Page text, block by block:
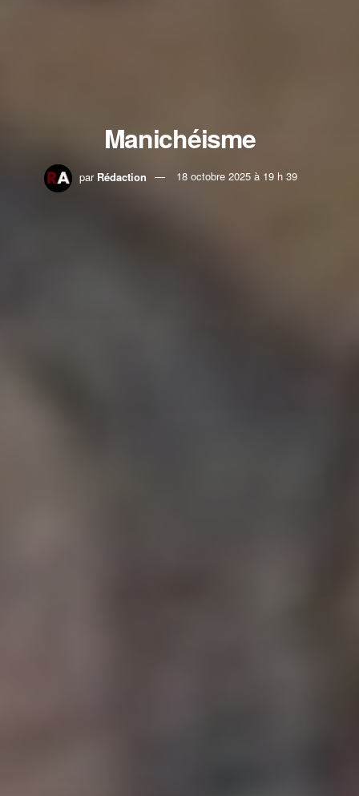
Manichéisme
par Rédaction 18 octobre 2025 à 19 h 39